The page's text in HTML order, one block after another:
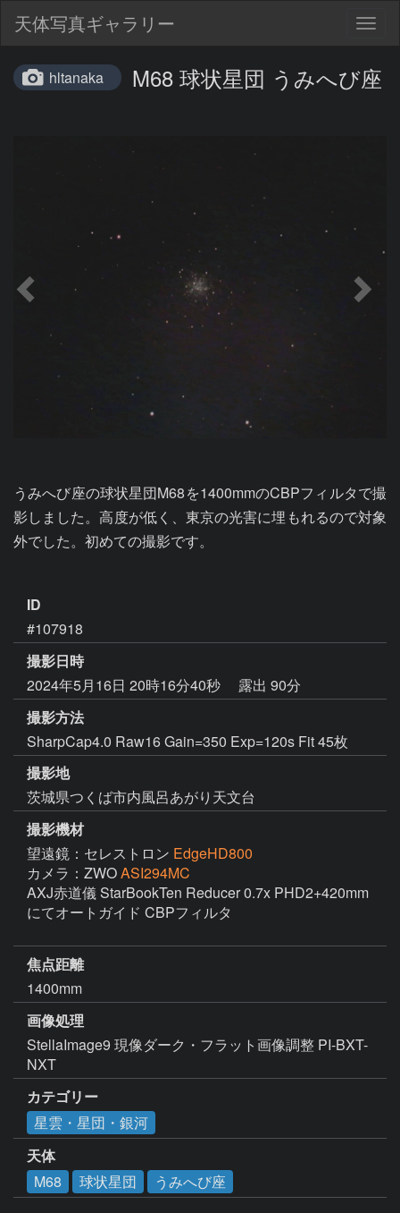
天体写真ギャラリー
hltanaka M68 球状星団 うみへび座
うみへび座の球状星団M68を1400mmのCBPフィルタで撮
影しました。高度が低く、東京の光害に埋もれるので対象
外でした。初めての撮影です。
ID
#107918
撮影日時
2024年5月16日 20時16分40秒
露出 90分
撮影方法
SharpCap4.0 Raw16 Gain=350 Exp=120s Fit 45枚
撮影地
茨城県つくば市内風呂あがり天文台
撮影機材
望遠鏡：セレストロン EdgeHD800
カメラ：ZWOASI294MC
AXJ赤道儀 StarBookTen Reducer 0.7x PHD2+420mm
にてオートガイド CBPフィルタ
焦点距離
1400mm
画像処理
StellaImage9 現像ダーク・フラット画像調整 PI-BXT-
NXT
カテゴリー
星雲・星団・銀河
天体
M68
球状星団 うみへび座